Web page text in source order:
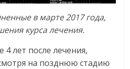
в марте 2017 года,
курса лечения.
4 лет после лечения,
на позднюю стадию